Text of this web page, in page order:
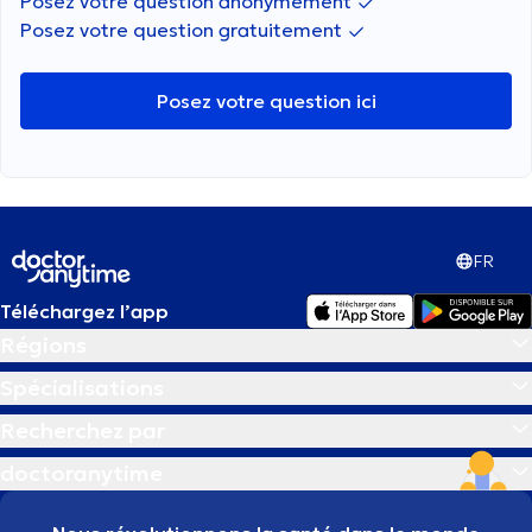
Posez votre question gratuitement
Posez votre question ici
FR
Téléchargez l’app